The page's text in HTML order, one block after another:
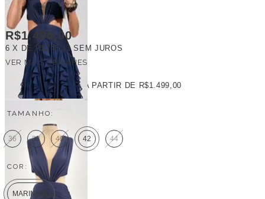
R$1.490,00
6 X DE R$248,33 SEM JUROS
VER MAIS DETALHES
FRETE GRÁTIS A PARTIR DE R$1.499,00
TAMANHO:
36 38 40 42 44
COR:
MARINHO